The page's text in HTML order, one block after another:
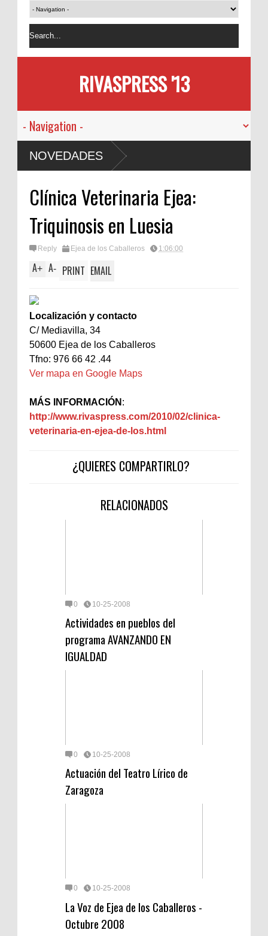
RIVASPRESS '13
NOVEDADES
Clínica Veterinaria Ejea:
Triquinosis en Luesia
Reply Ejea de los Caballeros 1:06:00
A+ A- PRINT EMAIL
Localización y contacto
C/ Mediavilla, 34
50600 Ejea de los Caballeros
Tfno: 976 66 42 .44
Ver mapa en Google Maps
MÁS INFORMACIÓN :
http://www.rivaspress.com/2010/02/clinica-
veterinaria-en-ejea-de-los.html
¿QUIERES COMPARTIRLO?
RELACIONADOS
0 10-25-2008
Actividades en pueblos del
programa AVANZANDO EN
IGUALDAD
0 10-25-2008
Actuación del Teatro Lírico de
Zaragoza
0 10-25-2008
La Voz de Ejea de los Caballeros -
Octubre 2008